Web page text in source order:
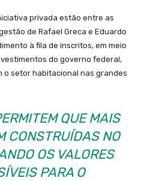
privada estão entre as
de Rafael Greca e Eduardo
à fila de inscritos, em meio
do governo federal,
o setor habitacional nas grandes
QUE MAIS
CONSTRUÍDAS NO
OS VALORES
PARA O